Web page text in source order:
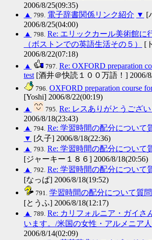
2006/8/25(09:35)
▲ 799. 電子辞書関係リンク紹介 ▼ [
2006/8/25(04:00)
▲ 798. Re: エリックカール美術館に
（ボストンでの英語生活その５）
[
2006/8/22(07:18)
▲
797. Re: OXFORD preparation
test [酒井＠快読１００万語！] 2006/
796. OXFORD preparation course
[Yoshi] 2006/8/22(00:19)
▲
795. Re: レスありがとうござい
2006/8/18(23:43)
▲ 794. Re: 学習時間の配分について
▼ [久子] 2006/8/18(22:36)
▲ 793. Re: 学習時間の配分について
[ジャーキー１８６] 2006/8/18(20:56)
▲ 792. Re: 学習時間の配分について
[なっぱ] 2006/8/18(19:52)
791. 学習時間の配分について質問
[とうふ] 2006/8/18(12:17)
▲ 789. Re: カリフォルニア・ガイさ
います。/米国の女性・アルメニア人
2006/8/14(02:09)